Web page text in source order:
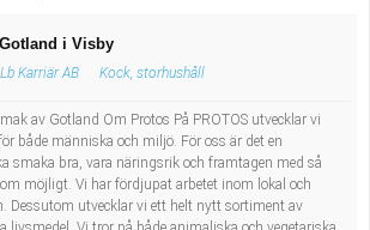
i Visby
Lb Karriär AB Kock, storhushåll
av Gotland Om Protos På PROTOS utvecklar vi
både människa och miljö. För oss är det en
smaka bra, vara näringsrik och framtagen med så
möjligt. Vi har fördjupat arbetet inom lokal och
Dessutom utvecklar vi ett helt nytt sortiment av